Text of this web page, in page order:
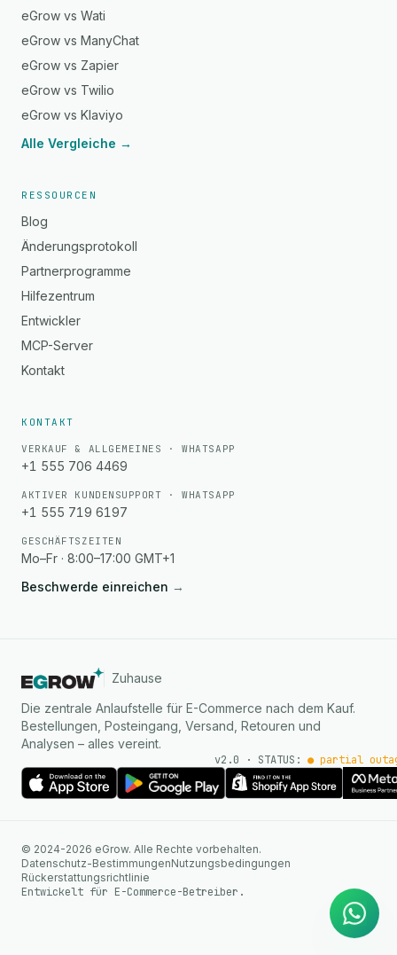
eGrow vs Wati
eGrow vs ManyChat
eGrow vs Zapier
eGrow vs Twilio
eGrow vs Klaviyo
Alle Vergleiche →
RESSOURCEN
Blog
Änderungsprotokoll
Partnerprogramme
Hilfezentrum
Entwickler
MCP-Server
Kontakt
KONTAKT
VERKAUF & ALLGEMEINES · WHATSAPP
+1 555 706 4469
AKTIVER KUNDENSUPPORT · WHATSAPP
+1 555 719 6197
GESCHÄFTSZEITEN
Mo–Fr · 8:00–17:00 GMT+1
Beschwerde einreichen →
Zuhause
Die zentrale Anlaufstelle für E-Commerce nach dem Kauf.
Bestellungen, Posteingang, Versand, Retouren und
Analysen – alles vereint.
v2.0 · STATUS: ● partial
© 2024-2026 eGrow. Alle Rechte vorbehalten.
Datenschutz-BestimmungenNutzungsbedingungen
Rückerstattungsrichtlinie
Entwickelt für E-Commerce-Betreiber.
Sofortige Antworten auf
WhatsApp